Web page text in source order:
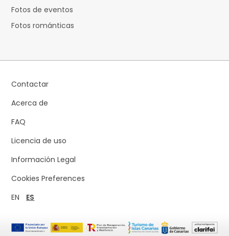
Fotos de eventos
Fotos románticas
Contactar
Acerca de
FAQ
Licencia de uso
Información Legal
Cookies Preferences
EN
ES